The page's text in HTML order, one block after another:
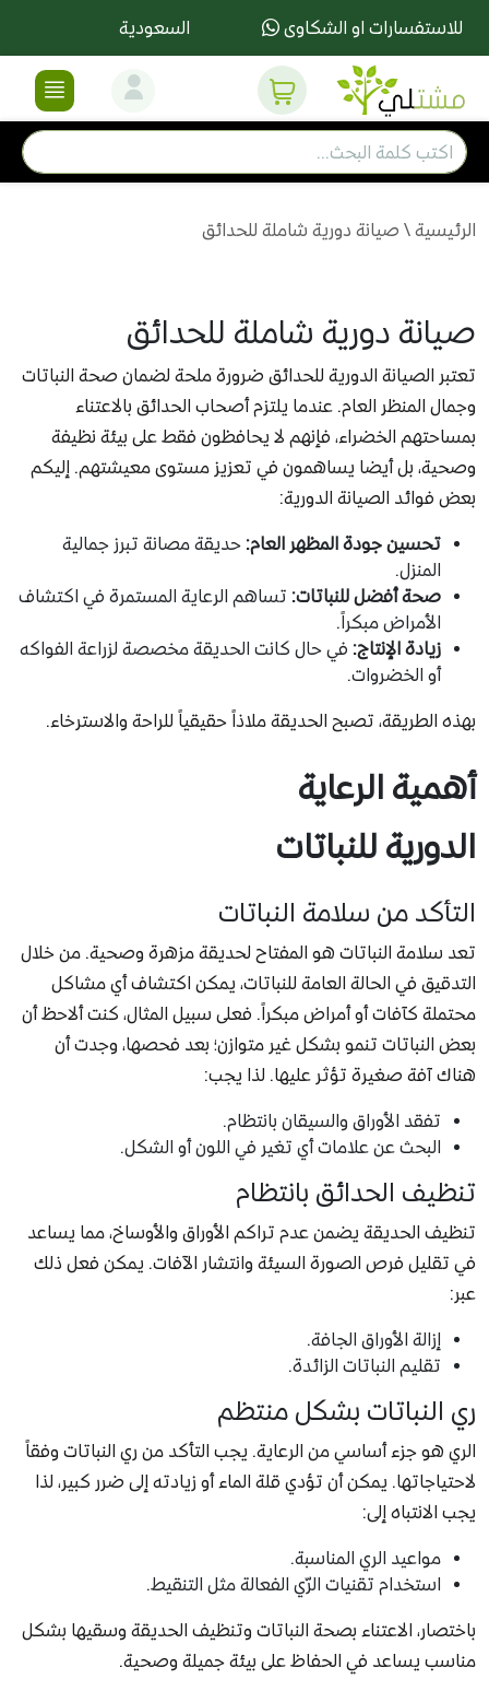
للاستفسارات او الشكاوى السعودية
الرئيسية \ صيانة دورية شاملة للحدائق
صيانة دورية شاملة للحدائق
تعتبر الصيانة الدورية للحدائق ضرورة ملحة لضمان صحة النباتات
وجمال المنظر العام. عندما يلتزم أصحاب الحدائق بالاعتناء
بمساحتهم الخضراء، فإنهم لا يحافظون فقط على بيئة نظيفة
وصحية، بل أيضا يساهمون في تعزيز مستوى معيشتهم. إليكم
بعض فوائد الصيانة الدورية:
تحسين جودة المظهر العام: حديقة مصانة تبرز جمالية
المنزل.
صحة أفضل للنباتات: تساهم الرعاية المستمرة في اكتشاف
الأمراض مبكراً.
زيادة الإنتاج: في حال كانت الحديقة مخصصة لزراعة الفواكه
أو الخضروات.
بهذه الطريقة، تصبح الحديقة ملاذاً حقيقياً للراحة والاسترخاء.
أهمية الرعاية
الدورية للنباتات
التأكد من سلامة النباتات
تعد سلامة النباتات هو المفتاح لحديقة مزهرة وصحية. من خلال
التدقيق في الحالة العامة للنباتات، يمكن اكتشاف أي مشاكل
محتملة كآفات أو أمراض مبكراً. فعلى سبيل المثال، كنت ألاحظ أن
بعض النباتات تنمو بشكل غير متوازن؛ بعد فحصها، وجدت أن
هناك آفة صغيرة تؤثر عليها. لذا يجب:
تفقد الأوراق والسيقان بانتظام.
البحث عن علامات أي تغير في اللون أو الشكل.
تنظيف الحدائق بانتظام
تنظيف الحديقة يضمن عدم تراكم الأوراق والأوساخ، مما يساعد
في تقليل فرص الصورة السيئة وانتشار الآفات. يمكن فعل ذلك
عبر:
إزالة الأوراق الجافة.
تقليم النباتات الزائدة.
ري النباتات بشكل منتظم
الري هو جزء أساسي من الرعاية. يجب التأكد من ري النباتات وفقاً
لاحتياجاتها. يمكن أن تؤدي قلة الماء أو زيادته إلى ضرر كبير، لذا
يجب الانتباه إلى:
مواعيد الري المناسبة.
استخدام تقنيات الرّي الفعالة مثل التنقيط.
باختصار، الاعتناء بصحة النباتات وتنظيف الحديقة وسقيها بشكل
مناسب يساعد في الحفاظ على بيئة جميلة وصحية.